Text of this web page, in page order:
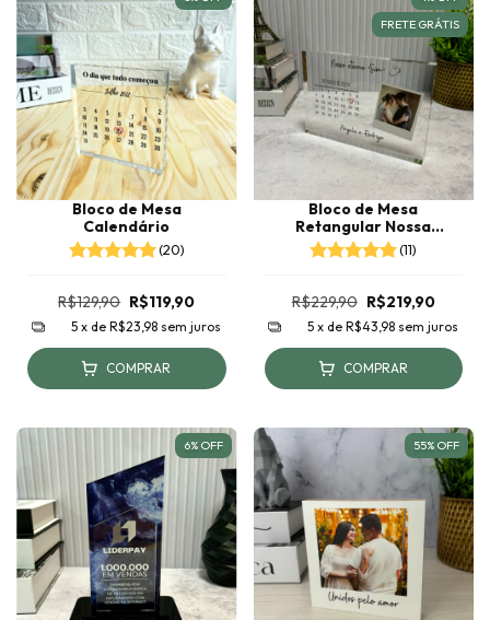
Bloco de Mesa
Calendário
(20)
R$129,90 R$119,90
5 x deR$23,98 sem juros
COMPRAR
FRETE GRÁTIS
Bloco de Mesa
Retangular Nossa
História 21x15
(11)
R$229,90 R$219,90
5 x deR$43,98 sem juros
COMPRAR
6% OFF 55% OFF